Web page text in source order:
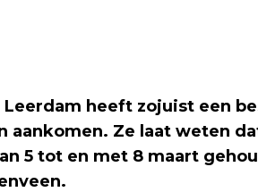
heeft zojuist een
aankomen. Ze laat weten
5 tot en met 8 maart